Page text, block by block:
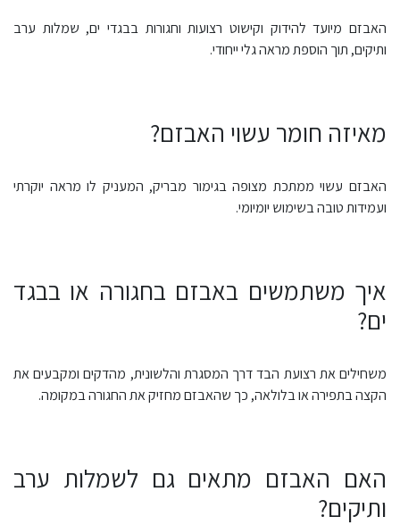
האבזם מיועד להידוק וקישוט רצועות וחגורות בבגדי ים, שמלות ערב
ותיקים, תוך הוספת מראה גלי ייחודי.
מאיזה חומר עשוי האבזם?
האבזם עשוי ממתכת מצופה בגימור מבריק, המעניק לו מראה יוקרתי
ועמידות טובה בשימוש יומיומי.
איך משתמשים באבזם בחגורה או בבגד
ים?
משחילים את רצועת הבד דרך המסגרת והלשונית, מהדקים ומקבעים את
הקצה בתפירה או בלולאה, כך שהאבזם מחזיק את החגורה במקומה.
האם האבזם מתאים גם לשמלות ערב
ותיקים?